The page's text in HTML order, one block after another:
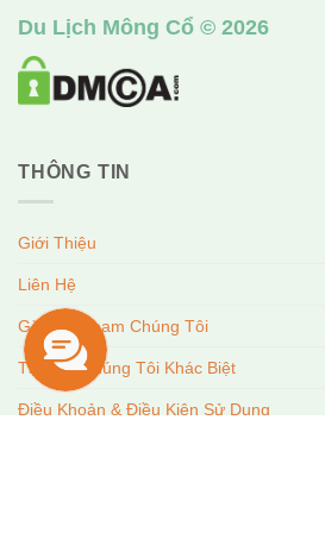
Du Lịch Mông Cổ © 2026
THÔNG TIN
Giới Thiệu
Liên Hệ
Gặp Gỡ Team Chúng Tôi
Tại Sao Chúng Tôi Khác Biệt
Điều Khoản & Điều Kiện Sử Dụng